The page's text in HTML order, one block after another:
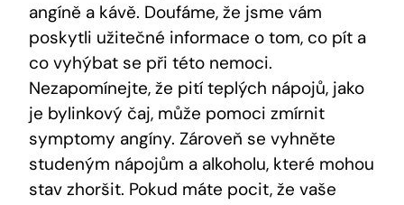
angíně a kávě. Doufáme, že jsme vám
poskytli užitečné informace o tom, co pít a
co vyhýbat se při této nemoci.
Nezapomínejte, že pití teplých nápojů, jako
je bylinkový čaj, může pomoci zmírnit
symptomy angíny. Zároveň se vyhněte
studeným nápojům a alkoholu, které mohou
stav zhoršit. Pokud máte pocit, že vaše